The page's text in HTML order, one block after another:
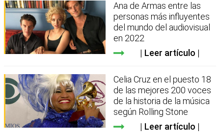
Ana de Armas entre las
personas más influyentes
del mundo del audiovisual
en 2022
Leer artículo
Celia Cruz en el puesto 18
de las mejores 200 voces
de la historia de la música
según Rolling Stone
Leer artículo